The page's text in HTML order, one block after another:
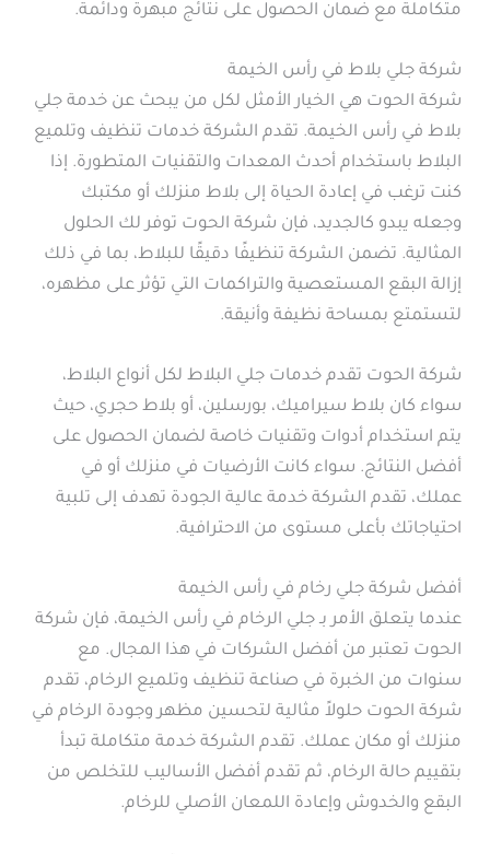
متكاملة مع ضمان الحصول على نتائج مبهرة ودائمة.
شركة جلي بلاط في رأس الخيمة
شركة الحوت هي الخيار الأمثل لكل من يبحث عن خدمة جلي
بلاط في رأس الخيمة. تقدم الشركة خدمات تنظيف وتلميع
البلاط باستخدام أحدث المعدات والتقنيات المتطورة. إذا
كنت ترغب في إعادة الحياة إلى بلاط منزلك أو مكتبك
وجعله يبدو كالجديد، فإن شركة الحوت توفر لك الحلول
المثالية. تضمن الشركة تنظيفًا دقيقًا للبلاط، بما في ذلك
إزالة البقع المستعصية والتراكمات التي تؤثر على مظهره،
لتستمتع بمساحة نظيفة وأنيقة.
شركة الحوت تقدم خدمات جلي البلاط لكل أنواع البلاط،
سواء كان بلاط سيراميك، بورسلين، أو بلاط حجري، حيث
يتم استخدام أدوات وتقنيات خاصة لضمان الحصول على
أفضل النتائج. سواء كانت الأرضيات في منزلك أو في
عملك، تقدم الشركة خدمة عالية الجودة تهدف إلى تلبية
احتياجاتك بأعلى مستوى من الاحترافية.
أفضل شركة جلي رخام في رأس الخيمة
عندما يتعلق الأمر بـ جلي الرخام في رأس الخيمة، فإن شركة
الحوت تعتبر من أفضل الشركات في هذا المجال. مع
سنوات من الخبرة في صناعة تنظيف وتلميع الرخام، تقدم
شركة الحوت حلولاً مثالية لتحسين مظهر وجودة الرخام في
منزلك أو مكان عملك. تقدم الشركة خدمة متكاملة تبدأ
بتقييم حالة الرخام، ثم تقدم أفضل الأساليب للتخلص من
البقع والخدوش وإعادة اللمعان الأصلي للرخام.